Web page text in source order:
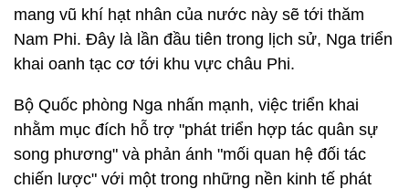
mang vũ khí hạt nhân của nước này sẽ tới thăm
Nam Phi. Đây là lần đầu tiên trong lịch sử, Nga triển
khai oanh tạc cơ tới khu vực châu Phi.
Bộ Quốc phòng Nga nhấn mạnh, việc triển khai
nhằm mục đích hỗ trợ "phát triển hợp tác quân sự
song phương" và phản ánh "mối quan hệ đối tác
chiến lược" với một trong những nền kinh tế phát